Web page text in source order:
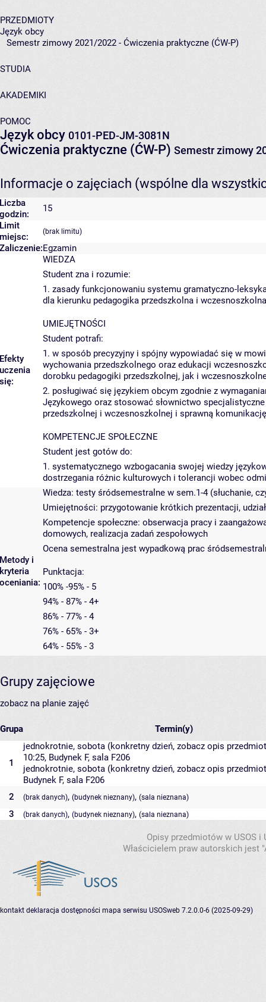
PRZEDMIOTY
Język obcy
Semestr zimowy 2021/2022 - Ćwiczenia praktyczne (ĆW-P)
STUDIA
AKADEMIKI
POMOC
Język obcy 0101-PED-JM-3081N
Ćwiczenia praktyczne (ĆW-P) Semestr zimowy
Informacje o zajęciach (wspólne dla
Liczba
godzin:
15
Limit
miejsc:
(brak limitu)
Zaliczenie:Egzamin
Efekty
uczenia
się:
WIEDZA
Student zna i rozumie:
1. zasady funkcjonowaniu systemu gramatyczno-
dla kierunku pedagogika przedszkolna i
UMIEJĘTNOŚCI
Student potrafi:
1. w sposób precyzyjny i spójny wypowiadać się w
wychowania przedszkolnego oraz edukacji
dorobku pedagogiki przedszkolnej, jak i
2. posługiwać się językiem obcym zgodnie z
Językowego oraz stosować słownictwo
przedszkolnej i wczesnoszkolnej i sprawną
KOMPETENCJE SPOŁECZNE
Student jest gotów do:
1. systematycznego wzbogacania swojej wiedzy
dostrzegania różnic kulturowych i tolerancji wobec
Metody i
kryteria
oceniania:
Wiedza: testy śródsemestralne w sem.1-4 (słuchanie,
Umiejętności: przygotowanie krótkich prezentacji,
Kompetencje społeczne: obserwacja pracy i
domowych, realizacja zadań zespołowych
Ocena semestralna jest wypadkową prac
Punktacja:
100% -95% - 5
94% - 87% - 4+
86% - 77% - 4
76% - 65% - 3+
64% - 55% - 3
Grupy zajęciowe
zobacz na planie zajęć
Grupa Termin(y)
1
jednokrotnie, sobota (konkretny dzień, zobacz opis
10:25, Budynek F, sala F206
jednokrotnie, sobota (konkretny dzień, zobacz opis
Budynek F, sala F206
2
(brak danych), (budynek nieznany), (sala nieznana)
3 (brak danych), (budynek nieznany), (sala nieznana)
Opisy przedmiotów w USOS
Właścicielem praw autorskich jest
kontakt deklaracja dostępności mapa serwisu USOSweb 7.2.0.0-6 (2025-09-29)